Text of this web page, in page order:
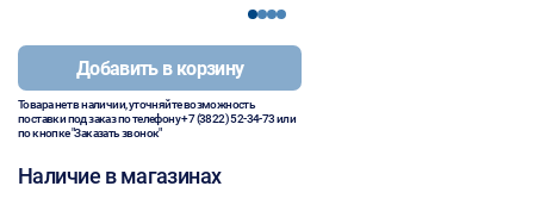
1234
Добавить в корзину
Товара нет в наличии, уточняйте возможность
поставки под заказ по телефону+7 (3822) 52-34-73или
по кнопке "Заказать звонок"
Наличие в магазинах